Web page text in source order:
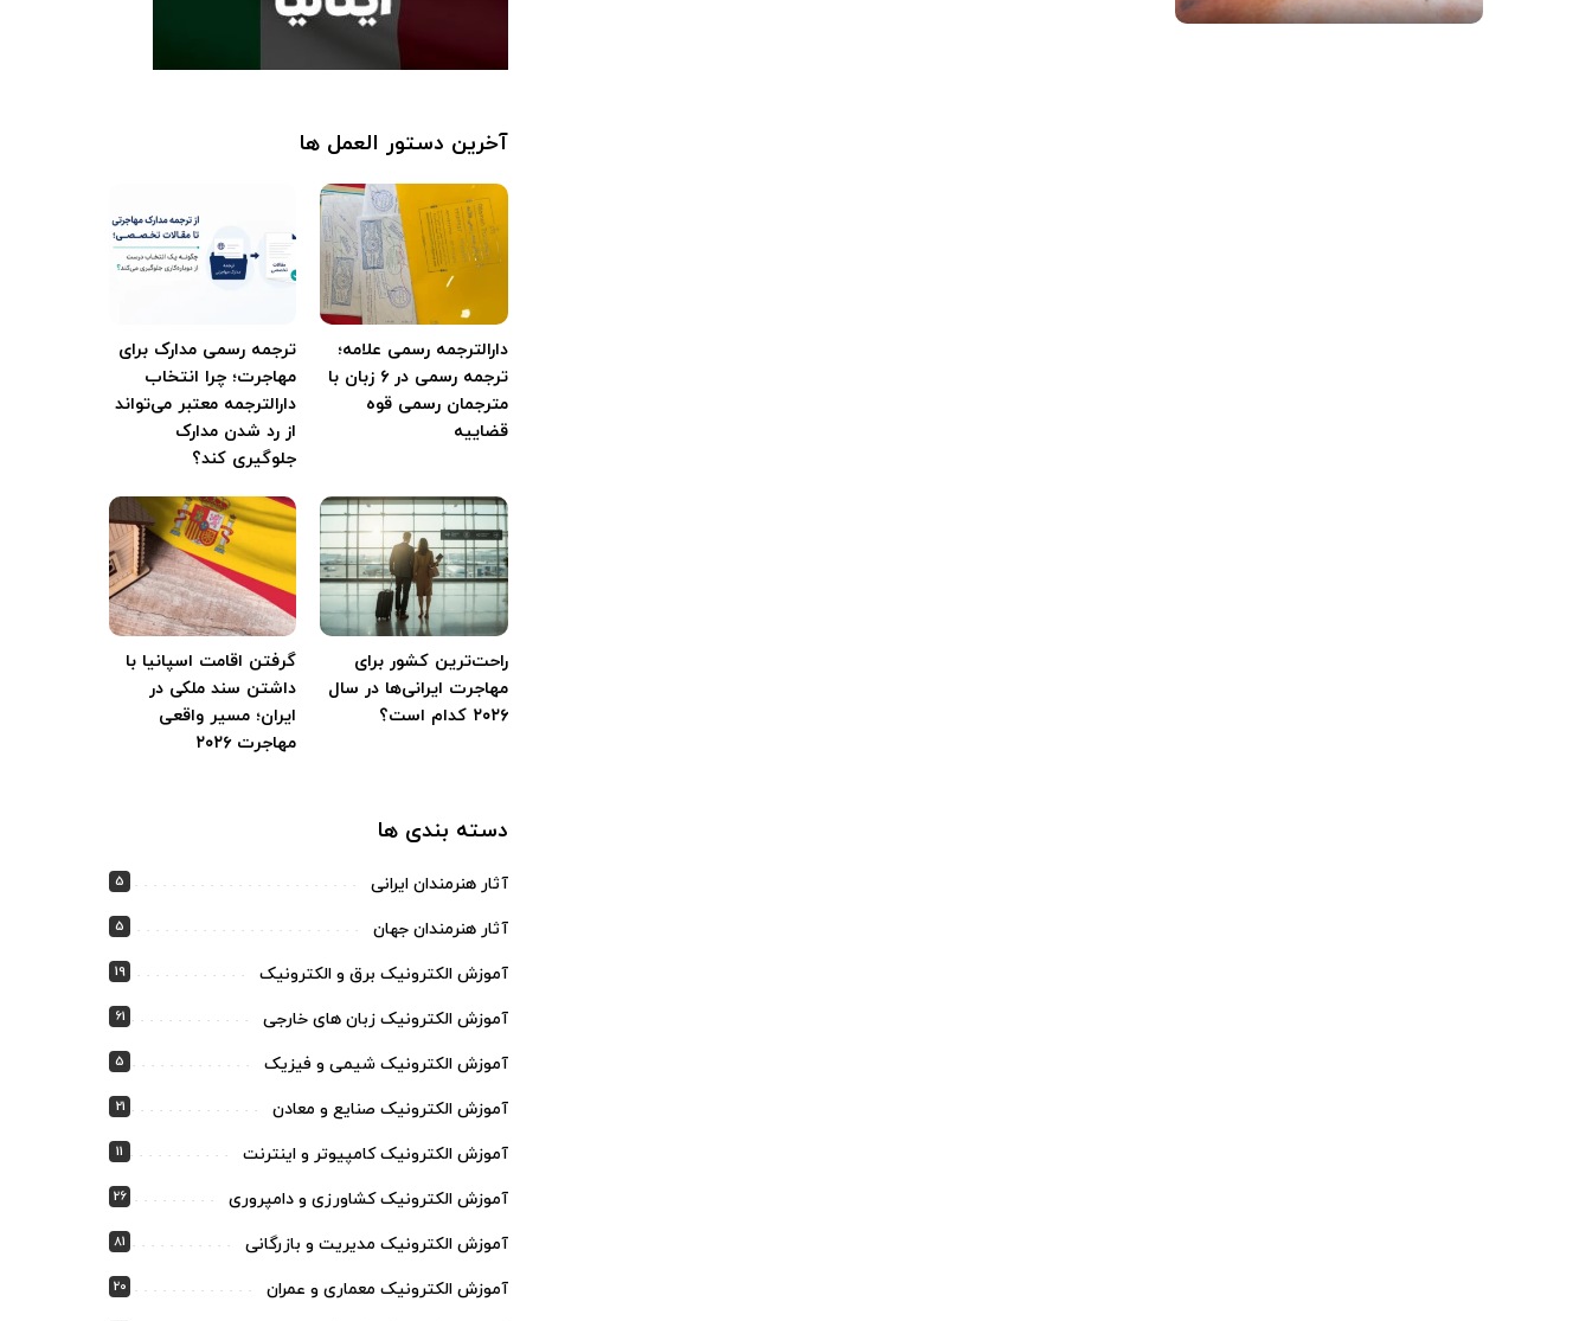
آخرین دستور العمل ها
دارالترجمه رسمی علامه؛
ترجمه رسمی در ۶ زبان با
مترجمان رسمی قوه
قضاییه
ترجمه رسمی مدارک برای
مهاجرت؛ چرا انتخاب
دارالترجمه معتبر می‌تواند
از رد شدن مدارک
جلوگیری کند؟
راحت‌ترین کشور برای
مهاجرت ایرانی‌ها در سال
۲۰۲۶ کدام است؟
گرفتن اقامت اسپانیا با
داشتن سند ملکی در
ایران؛ مسیر واقعی
مهاجرت ۲۰۲۶
دسته بندی ها
آثار هنرمندان ایرانی 5
آثار هنرمندان جهان 5
آموزش الکترونیک برق و الکترونیک 19
آموزش الکترونیک زبان های خارجی 61
آموزش الکترونیک شیمی و فیزیک 5
آموزش الکترونیک صنایع و معادن 21
آموزش الکترونیک کامپیوتر و اینترنت 11
آموزش الکترونیک کشاورزی و دامپروری 26
آموزش الکترونیک مدیریت و بازرگانی 81
آموزش الکترونیک معماری و عمران 20